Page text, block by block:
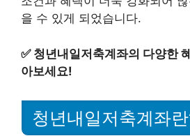
을 수 있게 되었습니다.
✅ 청년내일저축계좌의 다양한
아보세요!
청년내일저축계좌